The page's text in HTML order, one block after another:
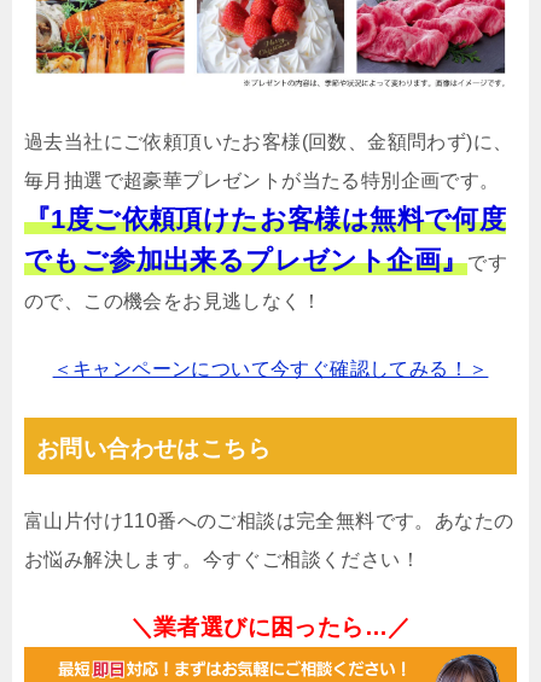
過去当社にご依頼頂いたお客様(回数、金額問わず)に、
毎月抽選で超豪華プレゼントが当たる特別企画です。
『1度ご依頼頂けたお客様は無料で何度
でもご参加出来るプレゼント企画』です
ので、この機会をお見逃しなく！
＜キャンペーンについて今すぐ確認してみる！＞
お問い合わせはこちら
富山片付け110番へのご相談は完全無料です。あなたの
お悩み解決します。今すぐご相談ください！
＼業者選びに困ったら…／